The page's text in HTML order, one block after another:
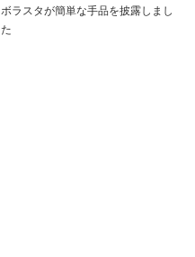
ボラスタが簡単な手品を披露しまし
た